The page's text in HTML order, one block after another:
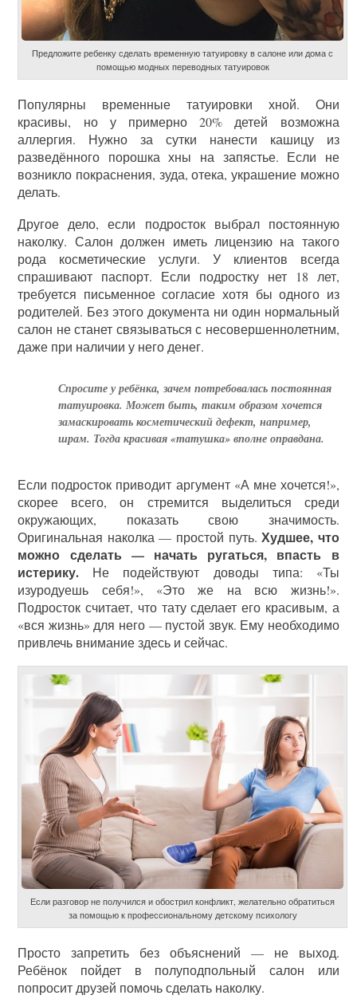
Предложите ребенку сделать временную татуировку в салоне или дома с
помощью модных переводных татуировок
Популярны временные татуировки хной. Они
красивы, но у примерно 20% детей возможна
аллергия. Нужно за сутки нанести кашицу из
разведённого порошка хны на запястье. Если не
возникло покраснения, зуда, отека, украшение можно
делать.
Другое дело, если подросток выбрал постоянную
наколку. Салон должен иметь лицензию на такого
рода косметические услуги. У клиентов всегда
спрашивают паспорт. Если подростку нет 18 лет,
требуется письменное согласие хотя бы одного из
родителей. Без этого документа ни один нормальный
салон не станет связываться с несовершеннолетним,
даже при наличии у него денег.
Спросите у ребёнка, зачем потребовалась постоянная
татуировка. Может быть, таким образом хочется
замаскировать косметический дефект, например,
шрам. Тогда красивая «татушка» вполне оправдана.
Если подросток приводит аргумент «А мне хочется!»,
скорее всего, он стремится выделиться среди
окружающих, показать свою значимость.
Оригинальная наколка — простой путь.Худшее, что
можно сделать — начать ругаться, впасть в
истерику. Не подействуют доводы типа: «Ты
изуродуешь себя!», «Это же на всю жизнь!».
Подросток считает, что тату сделает его красивым, а
«вся жизнь» для него — пустой звук. Ему необходимо
привлечь внимание здесь и сейчас.
Если разговор не получился и обострил конфликт, желательно обратиться
за помощью к профессиональному детскому психологу
Просто запретить без объяснений — не выход.
Ребёнок пойдет в полуподпольный салон или
попросит друзей помочь сделать наколку.